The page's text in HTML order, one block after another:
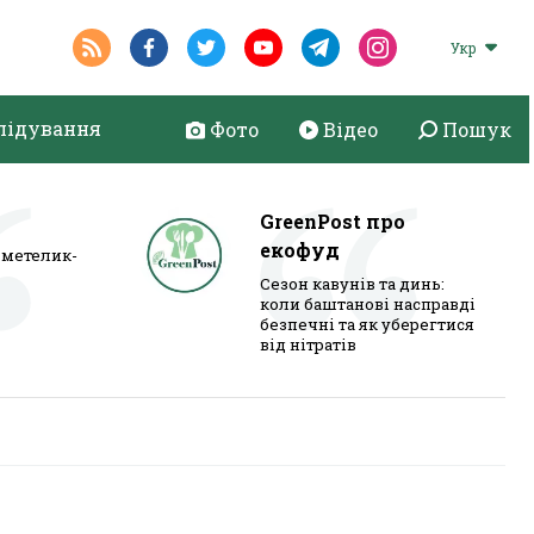
Укр
Фото Відео Пошук
GreenPost про
екофуд
Сезон кавунів та динь:
коли баштанові насправді
безпечні та як уберегтися
від нітратів